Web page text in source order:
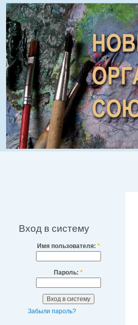
Вход в систему
Имя пользователя: *
Пароль: *
Забыли пароль?